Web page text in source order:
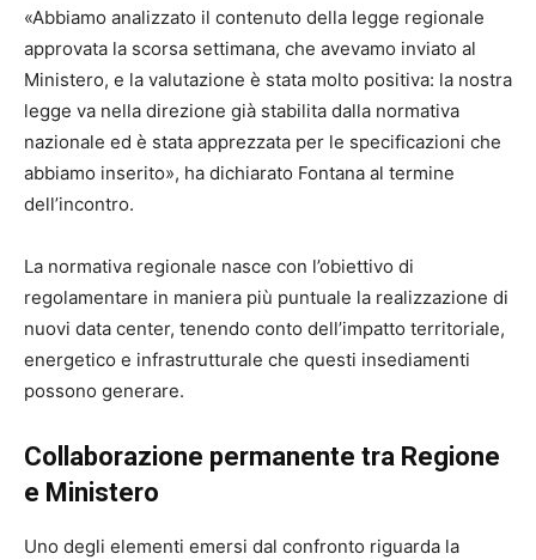
«Abbiamo analizzato il contenuto della legge regionale
approvata la scorsa settimana, che avevamo inviato al
Ministero, e la valutazione è stata molto positiva: la nostra
legge va nella direzione già stabilita dalla normativa
nazionale ed è stata apprezzata per le specificazioni che
abbiamo inserito», ha dichiarato Fontana al termine
dell’incontro.
La normativa regionale nasce con l’obiettivo di
regolamentare in maniera più puntuale la realizzazione di
nuovi data center, tenendo conto dell’impatto territoriale,
energetico e infrastrutturale che questi insediamenti
possono generare.
Collaborazione permanente tra Regione
e Ministero
Uno degli elementi emersi dal confronto riguarda la